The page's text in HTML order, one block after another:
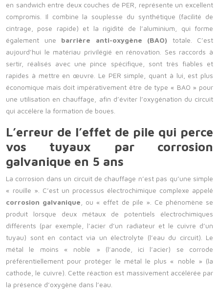
en sandwich entre deux couches de PER, représente un excellent
compromis. Il combine la souplesse du synthétique (facilité de
cintrage, pose rapide) et la rigidité de l’aluminium, qui forme
également une barrière anti-oxygène (BAO) totale. C’est
aujourd’hui le matériau privilégié en rénovation. Ses raccords à
sertir, réalisés avec une pince spécifique, sont très fiables et
rapides à mettre en œuvre. Le PER simple, quant à lui, est plus
économique mais doit impérativement être de type « BAO » pour
une utilisation en chauffage, afin d’éviter l’oxygénation du circuit
qui accélère la formation de boues.
L’erreur de l’effet de pile qui perce
vos tuyaux par corrosion
galvanique en 5 ans
La corrosion dans un circuit de chauffage n’est pas qu’une simple
« rouille ». C’est un processus électrochimique complexe appelé
corrosion galvanique, ou « effet de pile ». Ce phénomène se
produit lorsque deux métaux de potentiels électrochimiques
différents (par exemple, l’acier d’un radiateur et le cuivre d’un
tuyau) sont en contact via un électrolyte (l’eau du circuit). Le
métal le moins « noble » (l’anode, ici l’acier) se corrode
préférentiellement pour protéger le métal le plus « noble » (la
cathode, le cuivre). Cette réaction est massivement accélérée par
la présence d’oxygène dans l’eau.